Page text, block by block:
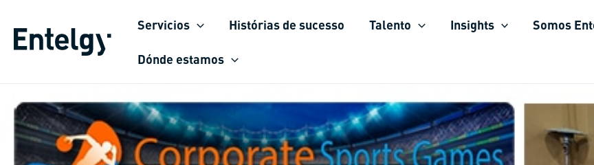
para
Servicios Histórias de sucesso Talento Insights Somos
Dónde estamos